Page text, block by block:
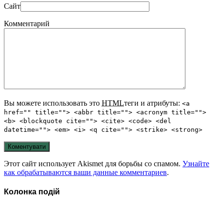
Сайт
Комментарий
Вы можете использовать это HTMLтеги и атрибуты: <a
href="" title=""> <abbr title=""> <acronym title="">
<b> <blockquote cite=""> <cite> <code> <del
datetime=""> <em> <i> <q cite=""> <strike> <strong>
Этот сайт использует Akismet для борьбы со спамом. Узнайте
как обрабатываются ваши данные комментариев.
Колонка подій